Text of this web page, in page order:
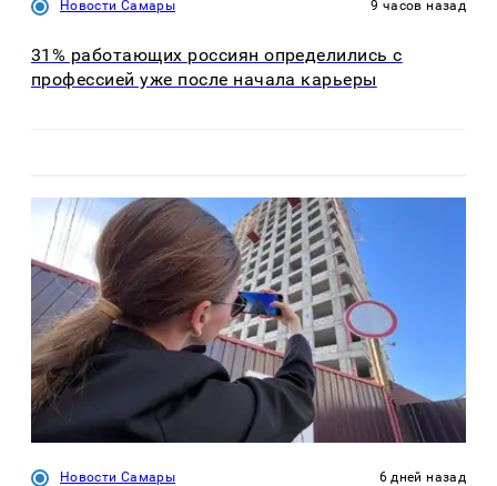
Новости Самары 9 часов назад
31% работающих россиян определились с
профессией уже после начала карьеры
Новости Самары 6 дней назад